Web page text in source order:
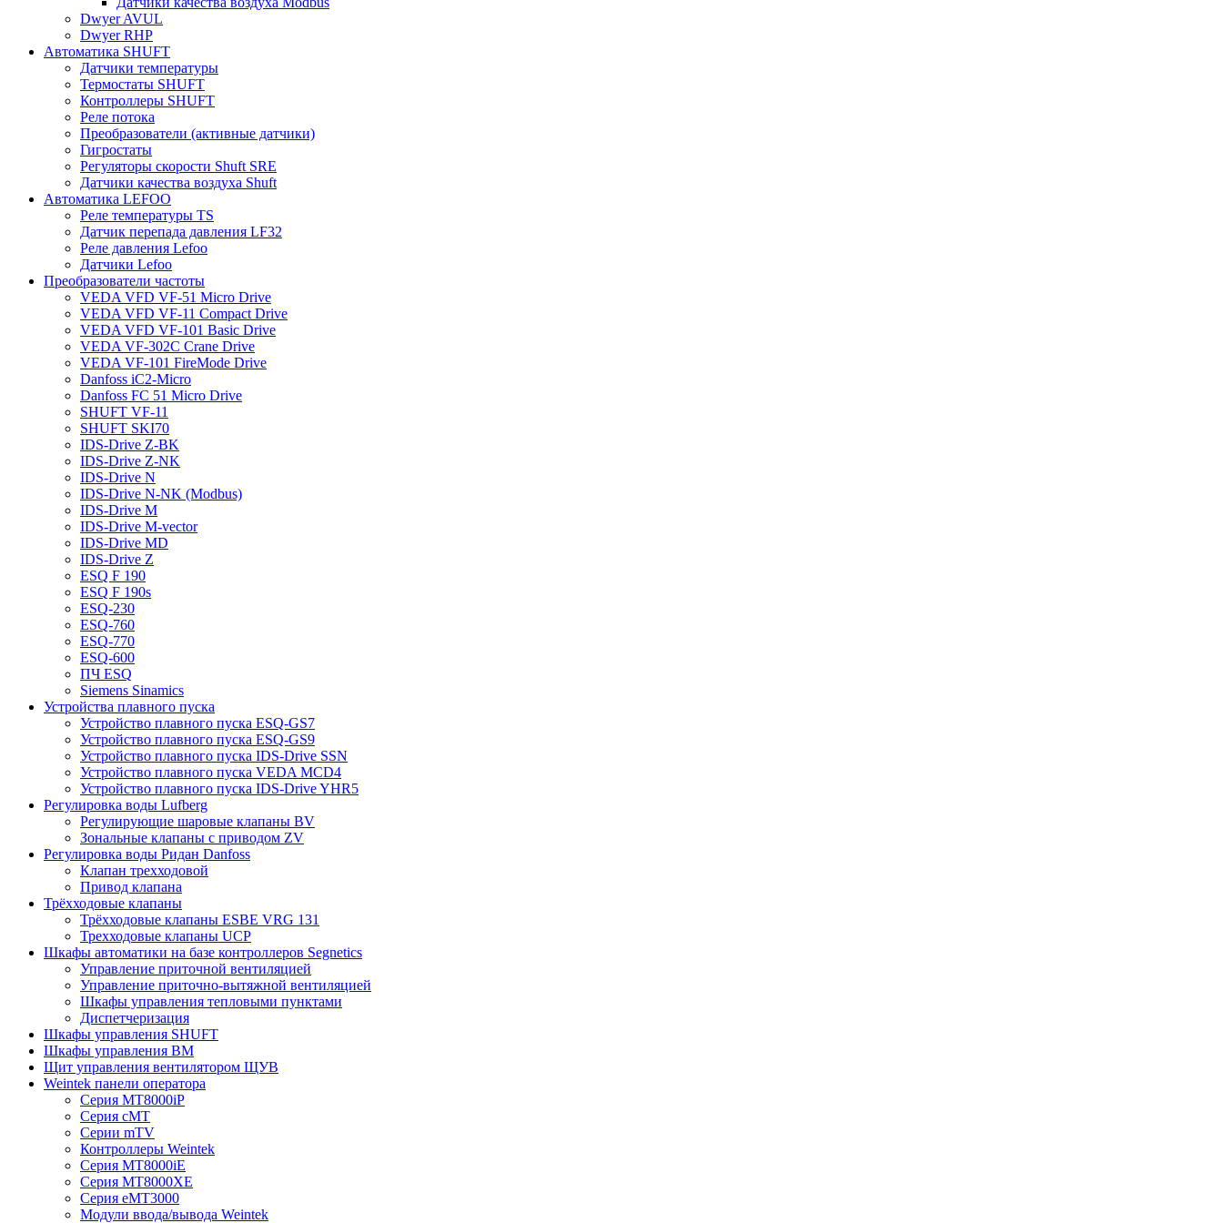
Dwyer AVUL
Dwyer RHP
Автоматика SHUFT
Датчики температуры
Термостаты SHUFT
Контроллеры SHUFT
Реле потока
Преобразователи (активные датчики)
Гигростаты
Регуляторы скорости Shuft SRE
Датчики качества воздуха Shuft
Автоматика LEFOO
Реле температуры TS
Датчик перепада давления LF32
Реле давления Lefoo
Датчики Lefoo
Преобразователи частоты
VEDA VFD VF-51 Micro Drive
VEDA VFD VF-11 Compact Drive
VEDA VFD VF-101 Basic Drive
VEDA VF-302C Crane Drive
VEDA VF-101 FireMode Drive
Danfoss iC2-Micro
Danfoss FC 51 Micro Drive
SHUFT VF-11
SHUFT SKI70
IDS-Drive Z-BK
IDS-Drive Z-NK
IDS-Drive N
IDS-Drive N-NK (Modbus)
IDS-Drive M
IDS-Drive M-vector
IDS-Drive MD
IDS-Drive Z
ESQ F 190
ESQ F 190s
ESQ-230
ESQ-760
ESQ-770
ESQ-600
ПЧ ESQ
Siemens Sinamics
Устройства плавного пуска
Устройство плавного пуска ESQ-GS7
Устройство плавного пуска ESQ-GS9
Устройство плавного пуска IDS-Drive SSN
Устройство плавного пуска VEDA MCD4
Устройство плавного пуска IDS-Drive YHR5
Регулировка воды Lufberg
Регулирующие шаровые клапаны BV
Зональные клапаны с приводом ZV
Регулировка воды Ридан Danfoss
Клапан трехходовой
Привод клапана
Трёхходовые клапаны
Трёхходовые клапаны ESBE VRG 131
Трехходовые клапаны UCP
Шкафы автоматики на базе контроллеров Segnetics
Управление приточной вентиляцией
Управление приточно-вытяжной вентиляцией
Шкафы управления тепловыми пунктами
Диспетчеризация
Шкафы управления SHUFT
Шкафы управления BM
Щит управления вентилятором ЩУВ
Weintek панели оператора
Серия MT8000iP
Серия cMT
Серии mTV
Контроллеры Weintek
Серия MT8000iE
Серия MT8000XE
Серия eMT3000
Модули ввода/вывода Weintek